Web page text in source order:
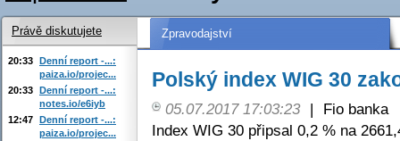
Zpravodajství
Polský index WIG 30
05.07.2017 17:03:23 |
Fio banka
Index WIG 30 připsal 0,2 % na
Právě diskutujete
20:33 Denní report -...:
paiza.io/projec...
20:33 Denní report -...:
notes.io/e6iyb
12:47 Denní report -...:
paiza.io/projec...